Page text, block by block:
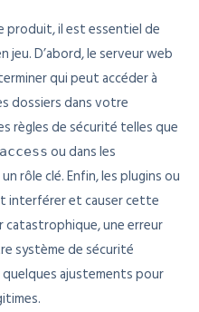
produit, il est essentiel de
jeu. D’abord, le serveur web
qui peut accéder à
dossiers dans votre
règles de sécurité telles que
ou dans les
rôle clé. Enfin, les plugins ou
interférer et causer cette
catastrophique, une erreur
système de sécurité
ajustements pour